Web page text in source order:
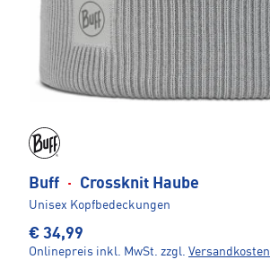
Buff · Crossknit Haube
Unisex Kopfbedeckungen
€ 34,99
Onlinepreis inkl. MwSt. zzgl. Versandkosten